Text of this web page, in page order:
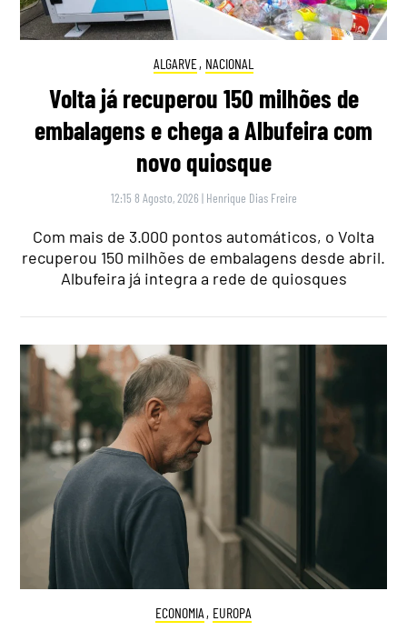
ALGARVE, NACIONAL
Volta já recuperou 150 milhões de
embalagens e chega a Albufeira com
novo quiosque
12:15 8 Agosto, 2026 | Henrique Dias Freire
Com mais de 3.000 pontos automáticos, o Volta
recuperou 150 milhões de embalagens desde abril.
Albufeira já integra a rede de quiosques
ECONOMIA , EUROPA